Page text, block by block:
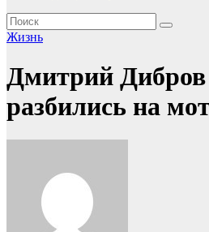
Жизнь
Дмитрий Дибров
разбились на